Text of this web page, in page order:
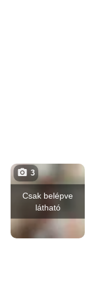
Csak belépve
látható
3